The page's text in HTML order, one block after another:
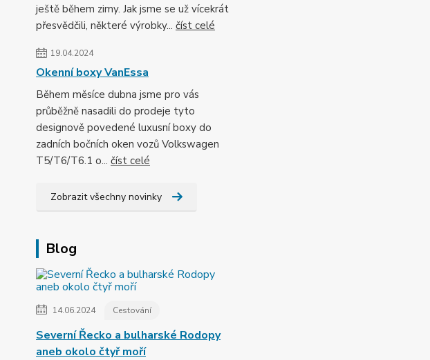
ještě během zimy. Jak jsme se už vícekrát
přesvědčili, některé výrobky... číst celé
19.04.2024
Okenní boxy VanEssa
Během měsíce dubna jsme pro vás
průběžně nasadili do prodeje tyto
designově povedené luxusní boxy do
zadních bočních oken vozů Volkswagen
T5/T6/T6.1 o... číst celé
Zobrazit všechny novinky
Blog
14.06.2024 Cestování
Severní Řecko a bulharské Rodopy
aneb okolo čtyř moří